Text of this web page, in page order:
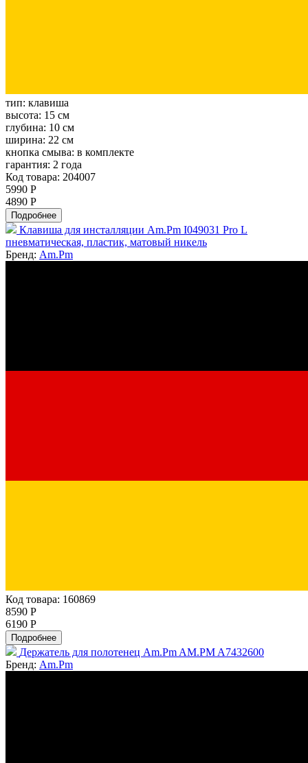
тип: клавиша
высота: 15 см
глубина: 10 см
ширина: 22 см
кнопка смыва: в комплекте
гарантия: 2 года
Код товара: 204007
5990 Р
4890 Р
Подробнее
Клавиша для инсталляции Am.Pm I049031 Pro L
пневматическая, пластик, матовый никель
Бренд: Am.Pm
Код товара: 160869
8590 Р
6190 Р
Подробнее
Держатель для полотенец Am.Pm AM.PM A7432600
Бренд: Am.Pm